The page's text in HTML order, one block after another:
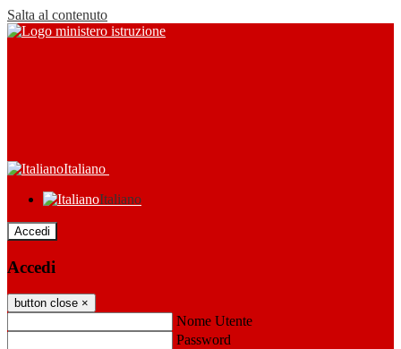
Salta al contenuto
Italiano
Italiano
Accedi
Accedi
button close ×
Nome Utente
Password